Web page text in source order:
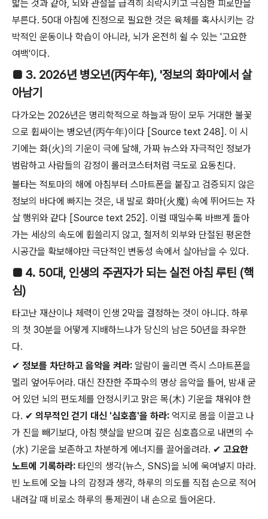
밟는 것과 같아, 뇌와 관절을 급격히 쇠락시키고 극심한 피로만을
부른다. 50대 아침에 진정으로 필요한 것은 육체를 혹사시키는 강
박적인 운동이나 학습이 아니라, 뇌가 온전히 쉴 수 있는 '고요한
여백'이다.
■ 3. 2026년 병오년(丙午年), '정보의 화마'에서 살
아남기
다가오는 2026년은 명리학적으로 하늘과 땅이 모두 거대한 불꽃
으로 휩싸이는 병오년(丙午年)이다 [Source text 248]. 이 시
기에는 화(火)의 기운이 극에 달해, 가짜 뉴스와 자극적인 정보가
범람하고 사람들의 감정이 롤러코스터처럼 극도로 요동친다.
불타는 적토마의 해에 아침부터 스마트폰을 붙잡고 검증되지 않은
정보의 바다에 빠지는 것은, 내 발로 화마(火魔) 속에 뛰어드는 자
살 행위와 같다 [Source text 252]. 이럴 때일수록 바쁘게 돌아
가는 세상의 속도에 휩쓸리지 않고, 철저히 외부와 단절된 평온한
시공간을 확보해야만 극단적인 변동성 속에서 살아남을 수 있다.
■ 4. 50대, 인생의 주권자가 되는 실전 아침 루틴 (핵
심)
타고난 재산이나 체력이 인생 2막을 결정하는 것이 아니다. 하루
의 첫 30분을 어떻게 지배하느냐가 당신의 남은 50년을 좌우한
다.
✔ 정보를 차단하고 음악을 켜라: 알람이 울리면 즉시 스마트폰을
멀리 엎어두어라. 대신 잔잔한 주파수의 명상 음악을 틀어, 밤새 굳
어 있던 뇌의 편도체를 안정시키고 맑은 목(木) 기운을 채워야 한
다. ✔ 의무적인 걷기 대신 '심호흡'을 하라: 억지로 몸을 이끌고 나
가 진을 빼기보다, 아침 햇살을 받으며 깊은 심호흡으로 내면의 수
(水) 기운을 보존하고 차분하게 에너지를 끌어올려라. ✔ 고요한
노트에 기록하라: 타인의 생각(뉴스, SNS)을 뇌에 욱여넣지 마라.
빈 노트에 오늘 나의 감정과 생각, 하루의 의도를 직접 손으로 적어
내려갈 때 비로소 하루의 통제권이 내 손으로 들어온다.